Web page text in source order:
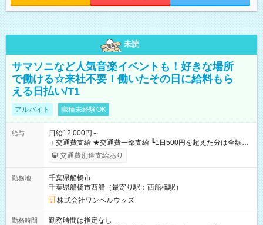
未読
サマソニなど人気音楽イベントも！好きな場所
で働ける☆来社不要！働いたその日に給料もら
える日払い/T1
アルバイト 職種未経験OK
給与
日給12,000円～
＋交通費支給 ★交通費一部支給 ┗1日500円を超えた分は全額支
給！ ※往復500円以内の方は自己負担となります ★日払いOK！
（規定あり） ┗働いたその日に現金GET♪ お仕事後はコンビニ
なし
交通費別途支給あり
勤務地
千葉県船橋市
千葉県船橋市西船（最寄り駅：西船橋駅）
株式会社ワンベルウッズ
勤務時間
勤務時間は指定なし